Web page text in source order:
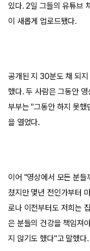
있다. 2일 그들의 유튜브
이 새롭게 업로드됐다.
공개된 지 30분도 채 되
했다. 두 사람은 그동안
부부는 "그동안 하지 못했
을 열었다.
이어 "영상에서 모든 분들
쳤지만 몇년 전인가부터
로나 이전부터도 저희는
은 분들의 건강을 책임져
지 않기도 했다"고 말했다.